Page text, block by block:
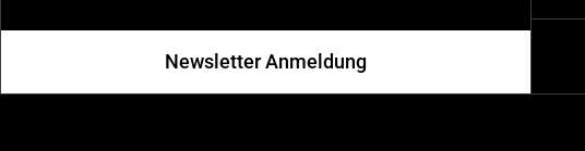
Newsletter Anmeldung